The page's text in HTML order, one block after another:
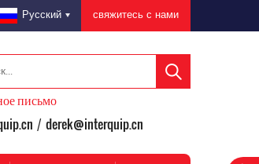
свяжитесь с нами
Русский
письмо
/ derek@interquip.cn